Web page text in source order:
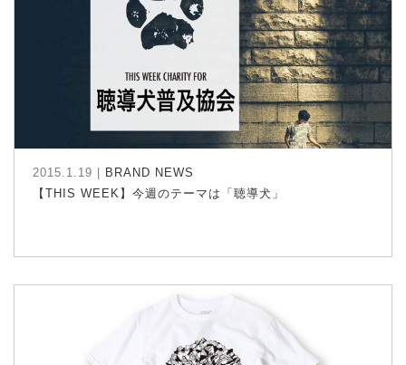
2015.1.19 |
BRAND NEWS
【THIS WEEK】今週のテーマは「聴導犬」